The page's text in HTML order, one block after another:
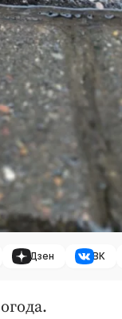
Дзен ВК